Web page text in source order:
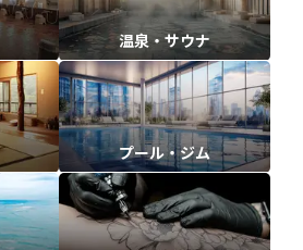
温泉・サウナ
プール・ジム